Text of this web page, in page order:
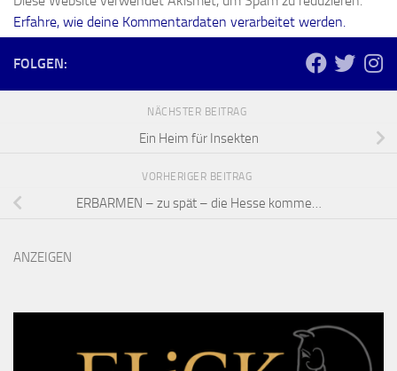
Erfahre, wie deine Kommentardaten verarbeitet werden.
FOLGEN:
NÄCHSTER BEITRAG
Ein Heim für Insekten
VORHERIGER BEITRAG
ERBARMEN – zu spät – die Hesse komme…
ANZEIGEN